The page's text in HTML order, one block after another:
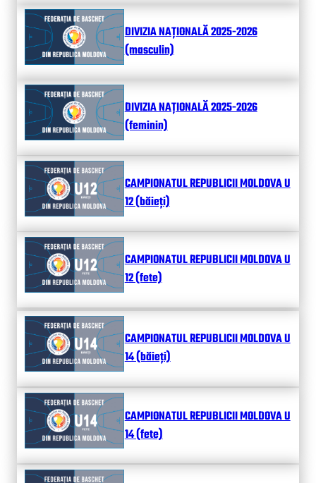
DIVIZIA NAȚIONALĂ 2025-2026
(masculin)
DIVIZIA NAȚIONALĂ 2025-2026
(feminin)
CAMPIONATUL REPUBLICII MOLDOVA U
12 (băieți)
CAMPIONATUL REPUBLICII MOLDOVA U
12 (fete)
CAMPIONATUL REPUBLICII MOLDOVA U
14 (băieți)
CAMPIONATUL REPUBLICII MOLDOVA U
14 (fete)